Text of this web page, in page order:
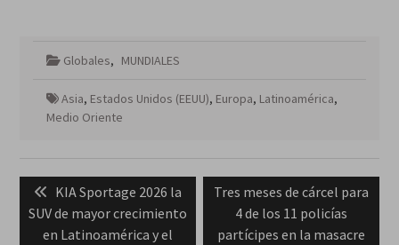
Globales, MUNDIALES
Asia, Estados Unidos (EEUU), Europa, Latinoamérica,
Medio Oriente
de
entradas
Previous
post:
KIA Sportage 2026 la
SUV de mayor crecimiento
en Latinoamérica y el
Next
post:
Tres meses de cárcel para
4 de los 11 policías
partícipes en la masacre